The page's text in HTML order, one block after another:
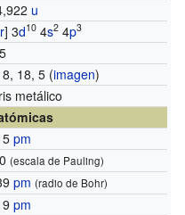
u
] 3d10 4s2 4p3
18, 5 (imagen)
metálico
pm
(escala de Pauling)
pm (radio de Bohr)
pm